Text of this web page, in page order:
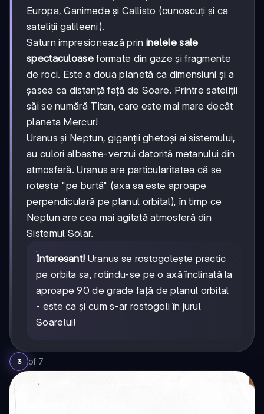
Europa, Ganimede și Callisto (cunoscuți și ca
sateliții galileeni).
Saturn impresionează prin inelele sale
spectaculoaseformate din gaze și fragmente
de roci. Este a doua planetă ca dimensiuni și a
șasea ca distanță față de Soare. Printre sateliții
săi se numără Titan, care este mai mare decât
planeta Mercur!
Uranus și Neptun, giganții ghetoși ai sistemului,
au culori albastre-verzui datorită metanului din
atmosferă. Uranus are particularitatea că se
rotește "pe burtă" (axa sa este aproape
perpendiculară pe planul orbital), în timp ce
Neptun are cea mai agitată atmosferă din
Sistemul Solar.
Interesant! Uranus se rostogolește practic
pe orbita sa, rotindu-se pe o axă înclinată la
aproape 90 de grade față de planul orbital
- este ca și cum s-ar rostogoli în jurul
Soarelui!
3 of 7